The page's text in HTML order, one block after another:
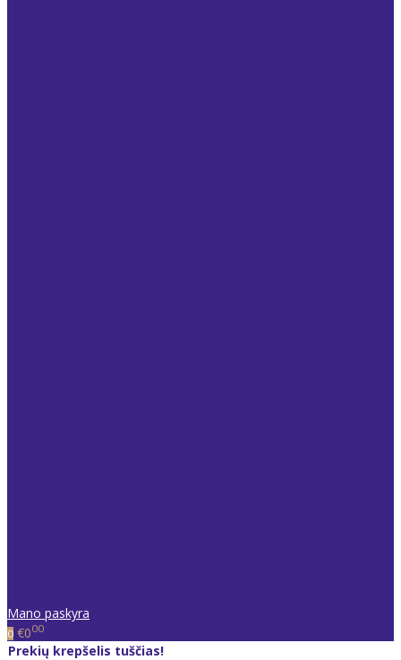
Mano paskyra
0 €000
Prekių krepšelis tuščias!